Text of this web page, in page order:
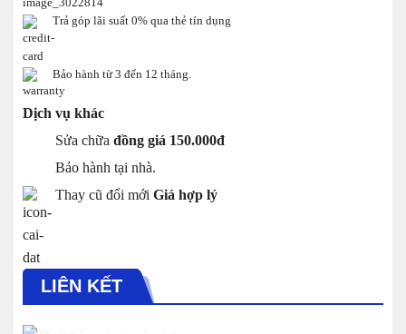
Trả góp lãi suất 0% qua thẻ tín dụng
Bảo hành từ 3 đến 12 tháng.
Dịch vụ khác
Sửa chữa đồng giá 150.000đ
Bảo hành tại nhà.
Thay cũ đổi mới Giá hợp lý
LIÊN KẾT